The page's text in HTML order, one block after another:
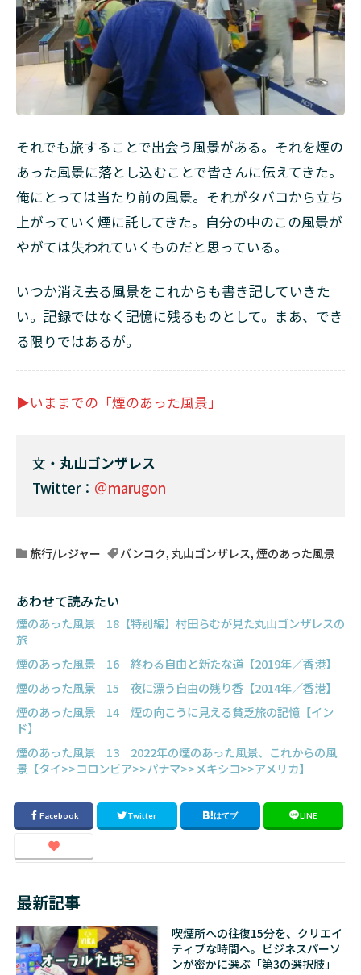
それでも旅することで出会う風景がある。それを煙の
あった風景に落とし込むことで皆さんに伝えてきた。
俺にとっては当たり前の風景。それがタバコから立ち
上がっていく煙に託してきた。自分の中のこの風景が
やがては失われていくものだと思っている。
いつか消え去る風景をこれからも書き記していきた
い。記録ではなく記憶に残るものとして。まあ、でき
る限りではあるが。
▶いままでの「煙のあった風景」
文・ 丸山ゴンザレス
Twitter： ＠marugon
旅行/レジャー バンコク, 丸山ゴンザレス, 煙のあった風景
あわせて読みたい
煙のあった風景 18【特別編】村田らむが見た丸山ゴンザレスの
旅
煙のあった風景 16 終わる自由と新たな道【2019年／香港】
煙のあった風景 15 夜に漂う自由の残り香【2014年／香港】
煙のあった風景 14 煙の向こうに見える貧乏旅の記憶【イン
ド】
煙のあった風景 13 2022年の煙のあった風景、これからの風
景【タイ>>コロンビア>>パナマ>>メキシコ>>アメリカ】
最新記事
喫煙所への往復15分を、クリエイ
ティブな時間へ。ビジネスパーソ
ンが密かに選ぶ「第3の選択肢」